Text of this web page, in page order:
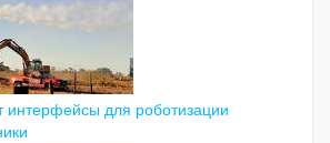
интерфейсы для роботизации